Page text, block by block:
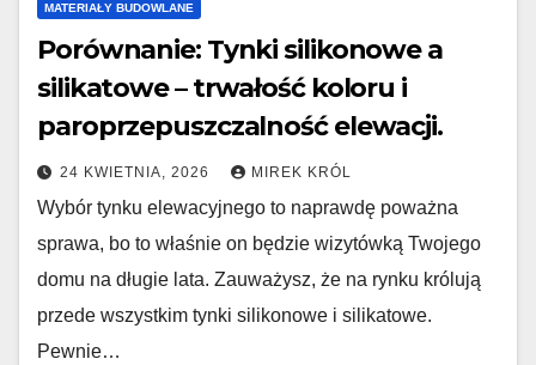
MATERIAŁY BUDOWLANE
Porównanie: Tynki silikonowe a
silikatowe – trwałość koloru i
paroprzepuszczalność elewacji.
24 KWIETNIA, 2026 MIREK KRÓL
Wybór tynku elewacyjnego to naprawdę poważna
sprawa, bo to właśnie on będzie wizytówką Twojego
domu na długie lata. Zauważysz, że na rynku królują
przede wszystkim tynki silikonowe i silikatowe.
Pewnie…